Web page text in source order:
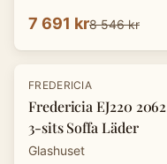
7 691 kr8 546 kr
FREDERICIA
Fredericia EJ220 2062
3-sits Soffa Läder
Glashuset